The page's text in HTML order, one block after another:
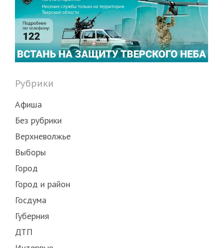
Рубрики
Афиша
Без рубрики
Верхневолжье
Выборы
Город
Город и район
Госдума
Губерния
ДТП